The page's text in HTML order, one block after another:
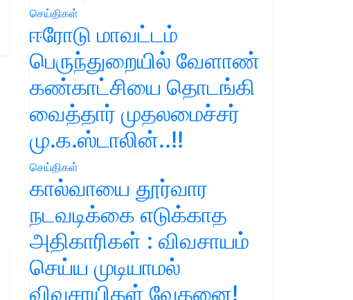
செய்திகள்
ஈரோடு மாவட்டம்
பெருந்துறையில் வேளாண்
கண்காட்சியை தொடங்கி
வைத்தார் முதலமைச்சர்
மு.க.ஸ்டாலின்..!!
செய்திகள்
கால்வாயை தூர்வார
நடவடிக்கை எடுக்காத
அதிகாரிகள் : விவசாயம்
செய்ய முடியாமல்
விவசாயிகள் வேதனை!